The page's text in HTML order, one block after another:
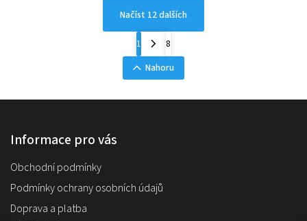
Načíst 12 dalších
1
8
Nahoru
Informace pro vás
Obchodní podmínky
Podmínky ochrany osobních údajů
Doprava a platba